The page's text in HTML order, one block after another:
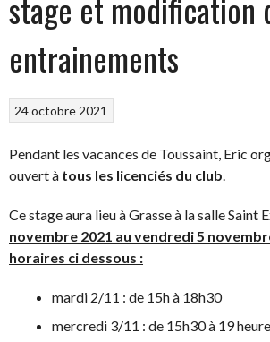
entrainements
24 octobre 2021
Pendant les vacances de Toussaint, Eric
ouvert à tous les licenciés du club
Ce stage aura lieu à Grasse à la salle Saint
novembre 2021 au vendredi 5
horaires ci dessous :
mardi 2/11 : de 15h à 18h30
mercredi 3/11 : de 15h30 à 19